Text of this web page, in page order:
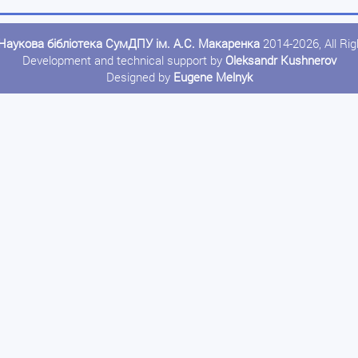
бібліотека СумДПУ ім. А.С. Макаренка 2014-2026, All
Development and technical support by Oleksandr Kushnerov
Designed by Eugene Melnyk